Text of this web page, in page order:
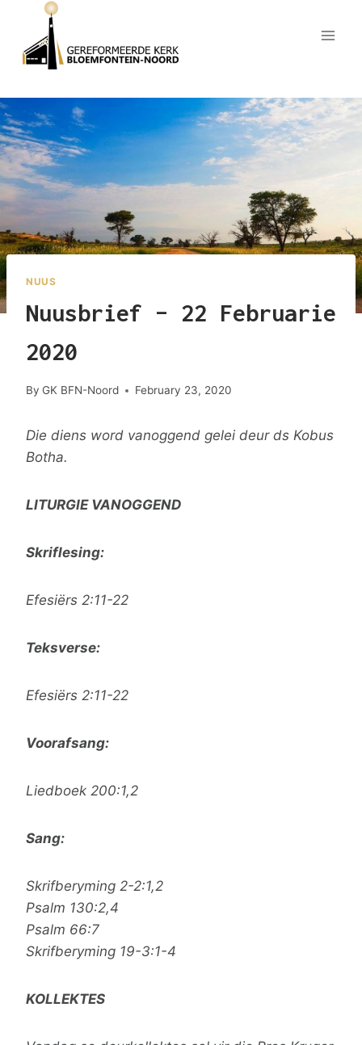
content
NUUS
Nuusbrief – 22 Februarie
2020
By GK BFN-Noord February 23, 2020
Die diens word vanoggend gelei deur ds Kobus
Botha.
LITURGIE VANOGGEND
Skriflesing:
Efesiërs 2:11-22
Teksverse:
Efesiërs 2:11-22
Voorafsang:
Liedboek 200:1,2
Sang:
Skrifberyming 2-2:1,2
Psalm 130:2,4
Psalm 66:7
Skrifberyming 19-3:1-4
KOLLEKTES